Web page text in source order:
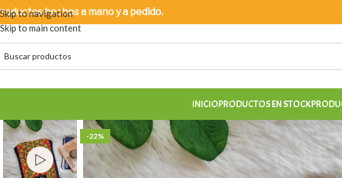
Skip to navigation
Skip to main content
hechos a mano y a pedido.
INICIOPRODUCTOS EN STOCK
-22%